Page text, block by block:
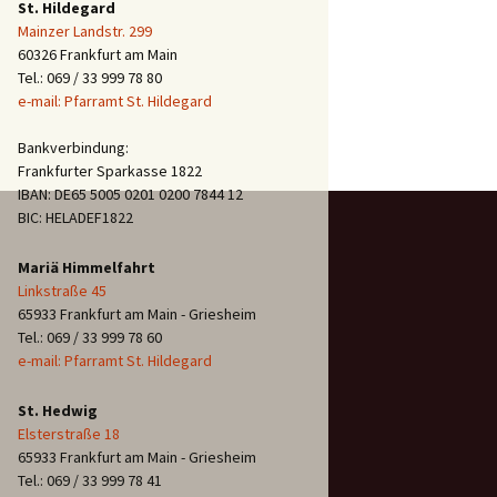
St. Hildegard
Mainzer Landstr. 299
60326 Frankfurt am Main
Tel.: 069 / 33 999 78 80
e-mail: Pfarramt St. Hildegard
Bankverbindung:
Frankfurter Sparkasse 1822
IBAN: DE65 5005 0201 0200 7844 12
BIC: HELADEF1822
Mariä Himmelfahrt
Linkstraße 45
65933 Frankfurt am Main - Griesheim
Tel.: 069 / 33 999 78 60
e-mail: Pfarramt St. Hildegard
St. Hedwig
Elsterstraße 18
65933 Frankfurt am Main - Griesheim
Tel.: 069 / 33 999 78 41